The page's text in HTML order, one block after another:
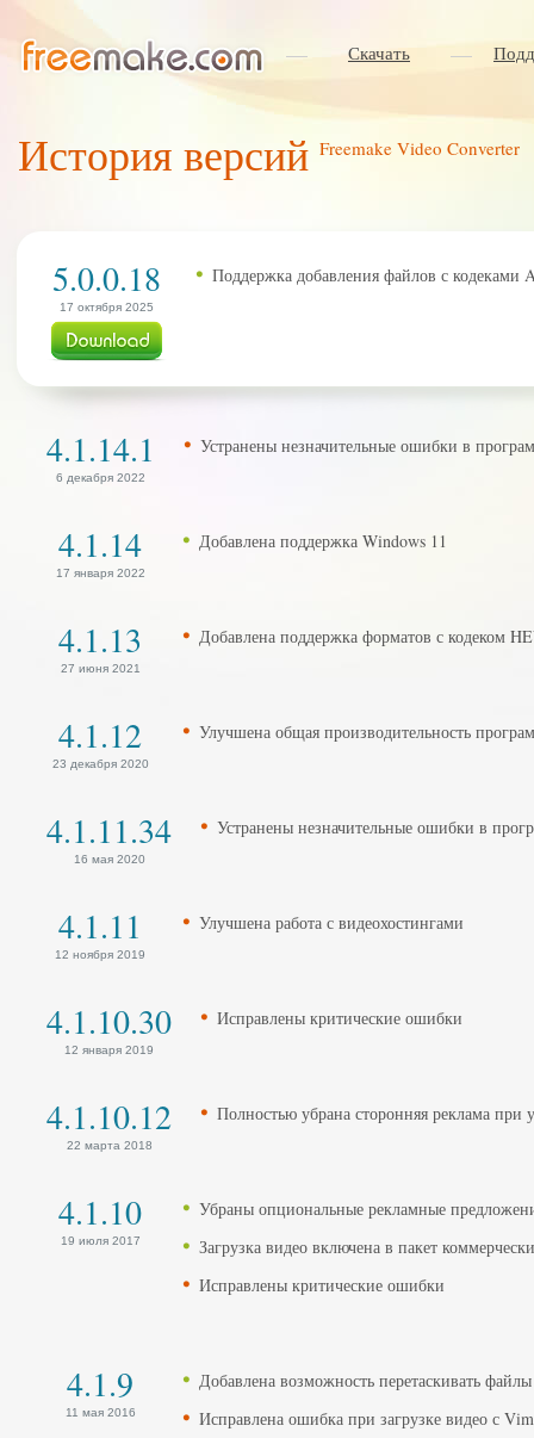
Скачать
История версий Freemake Video Converter
5.0.0.18
17 октября 2025
Поддержка добавления файлов с кодеками
4.1.14.1
6 декабря 2022
Устранены незначительные ошибки в
4.1.14
17 января 2022
Добавлена поддержка Windows 11
4.1.13
27 июня 2021
Добавлена поддержка форматов с кодеком
4.1.12
23 декабря 2020
Улучшена общая производительность
4.1.11.34
16 мая 2020
Устранены незначительные ошибки в
4.1.11
12 ноября 2019
Улучшена работа с видеохостингами
4.1.10.30
12 января 2019
Исправлены критические ошибки
4.1.10.12
22 марта 2018
Полностью убрана сторонняя реклама при
4.1.10
19 июля 2017
Убраны опциональные рекламные
Загрузка видео включена в пакет
Исправлены критические ошибки
4.1.9
11 мая 2016
Добавлена возможность перетаскивать
Исправлена ошибка при загрузке видео с